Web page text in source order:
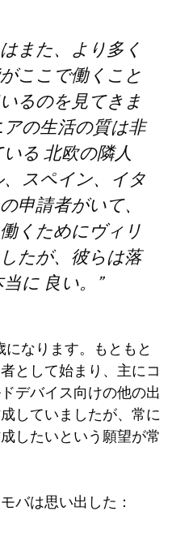
また、より多く
ここで働くこと
るのを見てきま
アの生活の質は非
る北欧の隣人
スペイン、イタ
申請者がいて、
くためにヴィリ
たが、彼らは落
に 良い。”
になります。もともと
として始まり、主にコ
デバイス向けの他の出
していましたが、常に
したいという願望が常
バは思い出した：